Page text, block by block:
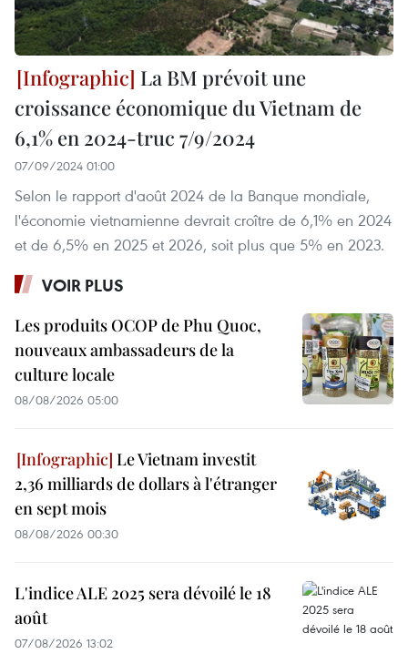
La BM prévoit une
croissance économique du Vietnam de
6,1% en 2024-truc 7/9/2024
07/09/2024 01:00
Selon le rapport d'août 2024 de la Banque mondiale,
l'économie vietnamienne devrait croître de 6,1% en 2024
et de 6,5% en 2025 et 2026, soit plus que 5% en 2023.
VOIR PLUS
Les produits OCOP de Phu Quoc,
nouveaux ambassadeurs de la
culture locale
08/08/2026 05:00
Le Vietnam investit
2,36 milliards de dollars à l'étranger
en sept mois
08/08/2026 00:30
L'indice ALE 2025 sera dévoilé le 18
août
07/08/2026 13:02